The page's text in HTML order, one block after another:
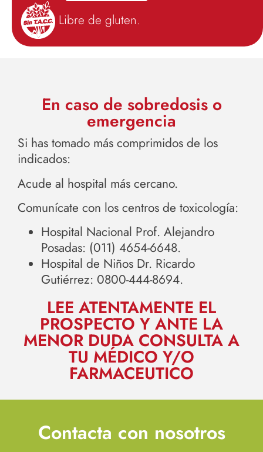
Libre de gluten.
En caso de sobredosis o
emergencia
Si has tomado más comprimidos de los
indicados:
Acude al hospital más cercano.
Comunícate con los centros de toxicología:
Hospital Nacional Prof. Alejandro
Posadas: (011) 4654-6648.
Hospital de Niños Dr. Ricardo
Gutiérrez: 0800-444-8694.
LEE ATENTAMENTE EL
PROSPECTO Y ANTE LA
MENOR DUDA CONSULTA A
TU MÉDICO Y/O
FARMACEUTICO
Contacta con nosotros